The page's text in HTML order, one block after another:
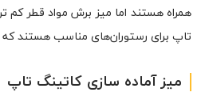
همراه هستند اما میز برش مواد قطر کم
تاپ برای رستوران‌های مناسب هستند که
میز آماده سازی کاتینگ تاپ